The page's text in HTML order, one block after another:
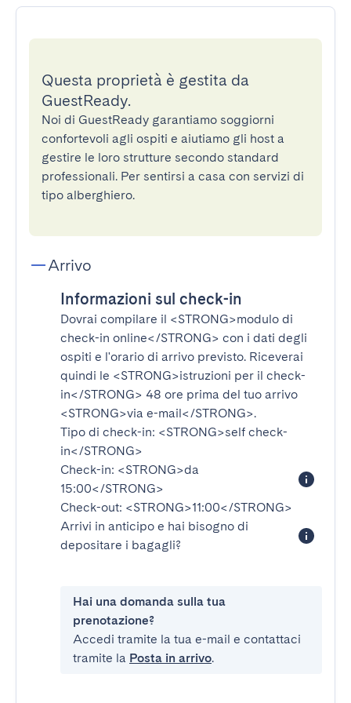
Questa proprietà è gestita da
GuestReady.
Noi di GuestReady garantiamo soggiorni
confortevoli agli ospiti e aiutiamo gli host a
gestire le loro strutture secondo standard
professionali. Per sentirsi a casa con servizi di
tipo alberghiero.
Arrivo
Informazioni sul check-in
Dovrai compilare il <STRONG>modulo di
check-in online</STRONG> con i dati degli
ospiti e l'orario di arrivo previsto. Riceverai
quindi le <STRONG>istruzioni per il check-
in</STRONG> 48 ore prima del tuo arrivo
<STRONG>via e-mail</STRONG>.
Tipo di check-in: <STRONG>self check-
in</STRONG>
Check-in: <STRONG>da
15:00</STRONG>
Check-out: <STRONG>11:00</STRONG>
Arrivi in anticipo e hai bisogno di
depositare i bagagli?
Hai una domanda sulla tua
prenotazione?
Accedi tramite la tua e-mail e contattaci
tramite la Posta in arrivo.